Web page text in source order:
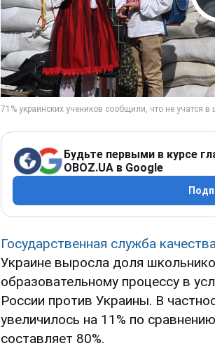
Будьте первыми в курсе
OBOZ.UA в Google
Государственная служба
Украине выросла доля
образовательному процессу в
России против Украины. В
увеличилось на 11% по
составляет 80%.